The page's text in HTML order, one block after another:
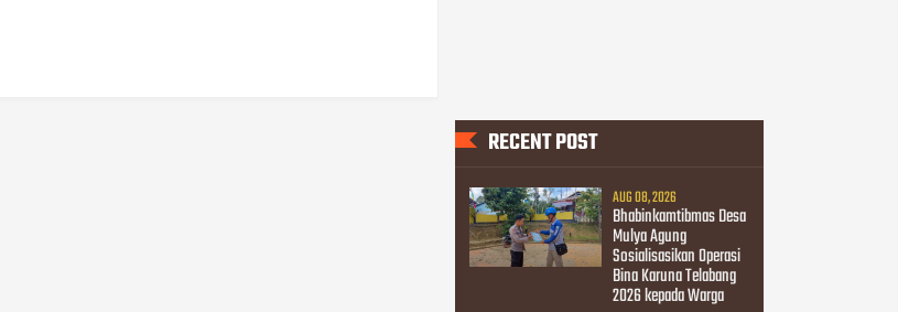
RECENT POST
AUG 08, 2026
Bhabinkamtibmas Desa
Mulya Agung
Sosialisasikan Operasi
Bina Karuna Telabang
2026 kepada Warga